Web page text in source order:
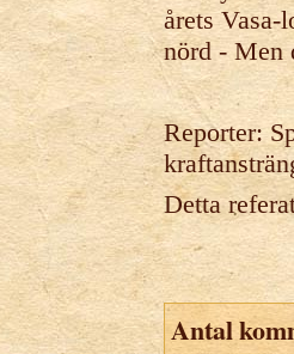
årets
nörd - Men
Reporter:
Detta
Antal